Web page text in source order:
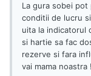
La gura sobei
conditii de lucru
uita la indicatorul
si hartie sa fac
rezerve si fara
vai mama noastra